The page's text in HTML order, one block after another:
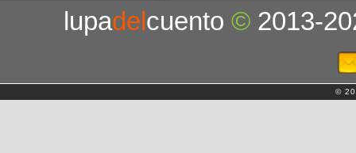
lupadelcuento© 2013-
©